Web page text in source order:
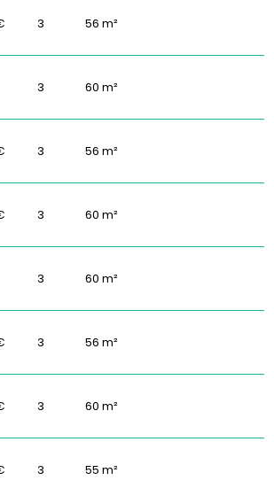
3 56 m²
3 60 m²
3 56 m²
3 60 m²
3 60 m²
3 56 m²
3 60 m²
3 55 m²